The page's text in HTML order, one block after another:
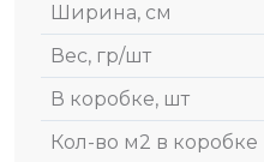
Ширина, см
Вес, гр/шт
В коробке, шт
Кол-во м2 в коробке